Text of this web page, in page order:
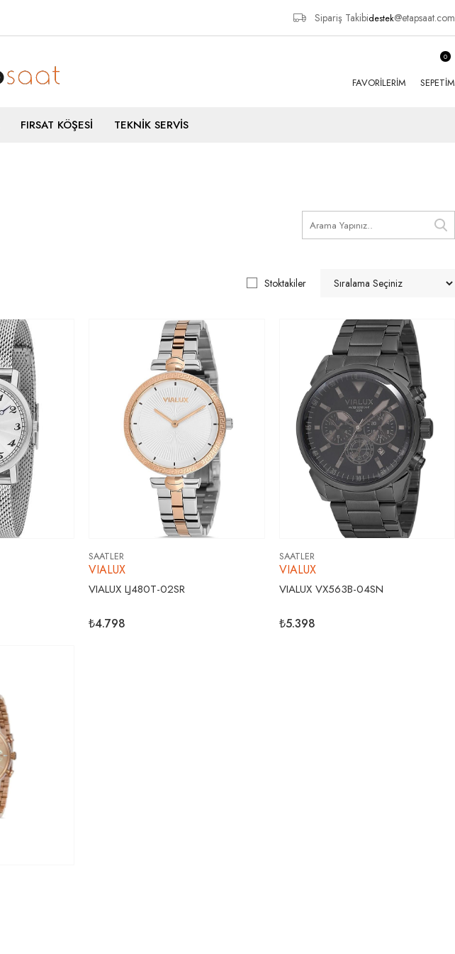
Sipariş Takibidestek@etapsaat.com
SEPETIM
0
FAVORILERIM
FIRSAT KÖŞESİ TEKNİK SERVİS
Stoktakiler
SAATLER
VIALUX
VIALUX LJ480T-02SR
₺4.798
SAATLER
VIALUX
VIALUX VX563B-04SN
₺5.398